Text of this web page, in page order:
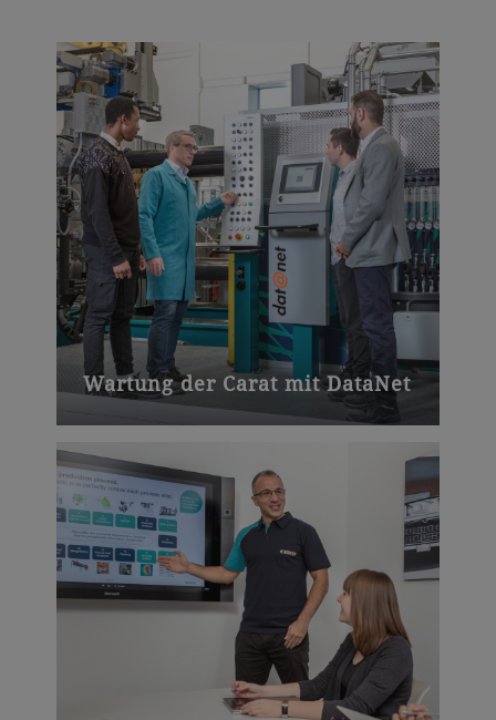
Wartung der Carat mit DataNet